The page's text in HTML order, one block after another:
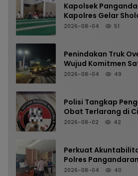
Kapolsek
Kapolres Gelar
Masjid Jami Al-
2026-08-04 51
Penindakan Truk
Wujud Komitmen
Pangandaran
2026-08-04 49
Polisi Tangkap
Obat Terlarang di
2026-08-02 42
Perkuat
Polres
Pemeriksaan Senpi
2026-08-04 40